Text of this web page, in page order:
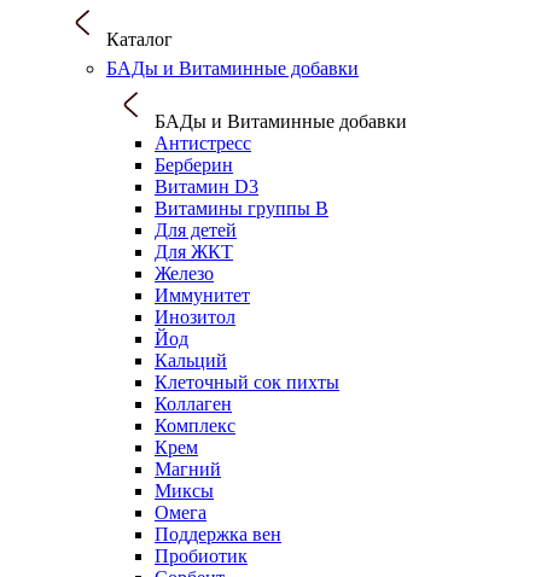
Каталог
БАДы и Витаминные добавки
БАДы и Витаминные добавки
Антистресс
Берберин
Витамин D3
Витамины группы B
Для детей
Для ЖКТ
Железо
Иммунитет
Инозитол
Йод
Кальций
Клеточный сок пихты
Коллаген
Комплекс
Крем
Магний
Миксы
Омега
Поддержка вен
Пробиотик